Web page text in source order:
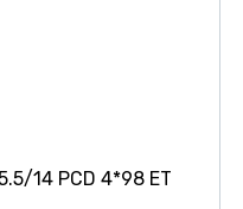
14 PCD 4*98 ET